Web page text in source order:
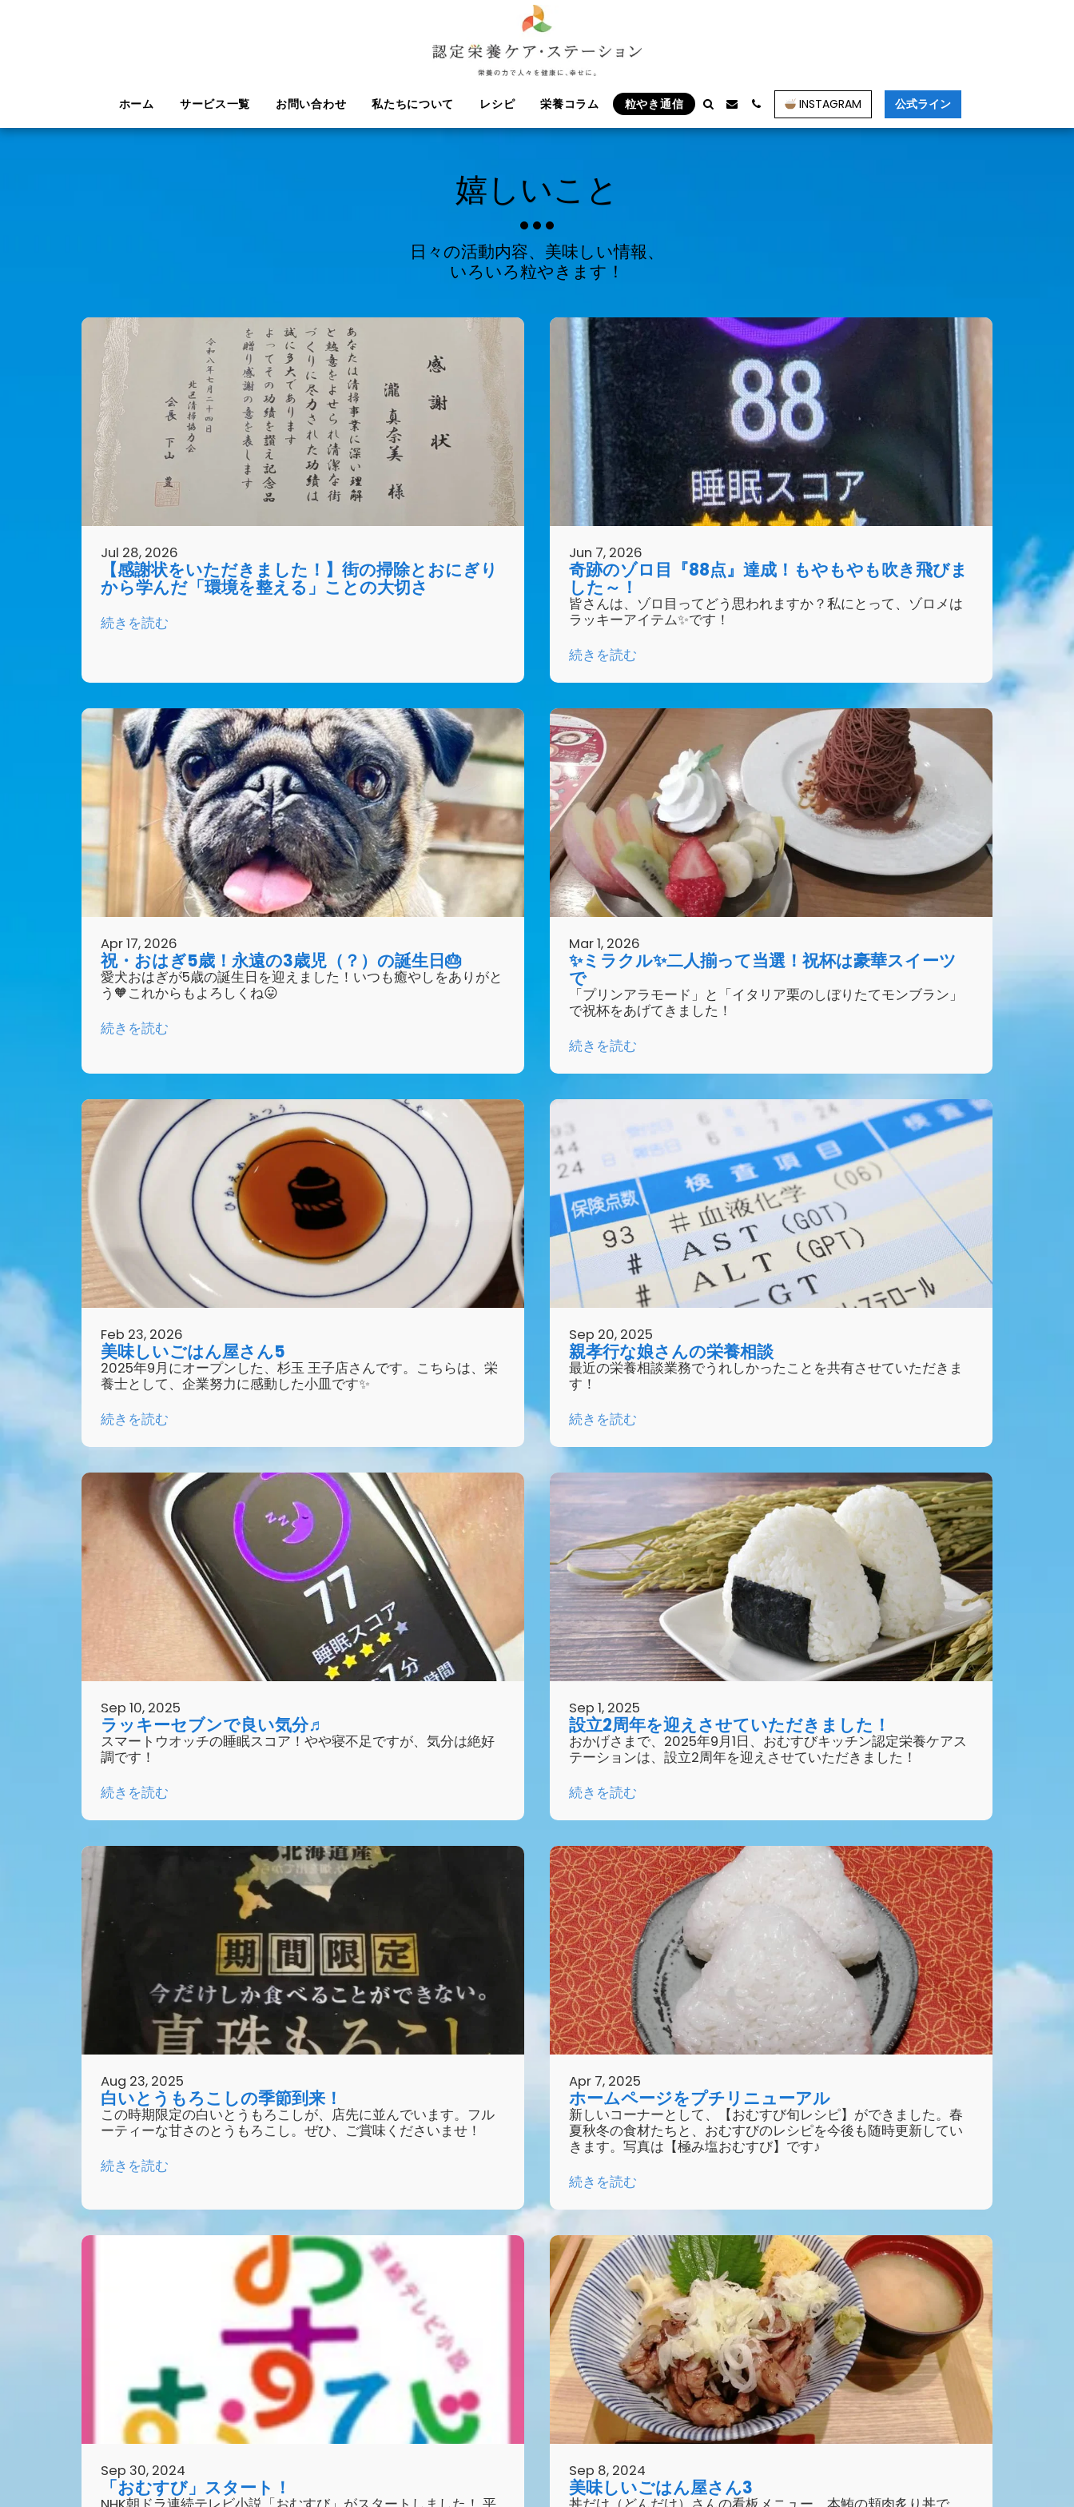
ホーム サービス一覧 お問い合わせ 私たちについて レシピ 栄養コラム 粒やき通信 INSTAGRAM 公式ライン
嬉しいこと
日々の活動内容、美味しい情報、
いろいろ粒やきます！
Jul 28, 2026
【感謝状をいただきました！】街の掃除とおにぎり
から学んだ「環境を整える」ことの大切さ
続きを読む
Jun 7, 2026
奇跡のゾロ目『88点』達成！もやもやも吹き飛びま
した～！
皆さんは、ゾロ目ってどう思われますか？私にとって、ゾロメは
ラッキーアイテム✨です！
続きを読む
Apr 17, 2026
祝・おはぎ5歳！永遠の3歳児（？）の誕生日🎂
愛犬おはぎが5歳の誕生日を迎えました！いつも癒やしをありがと
う🧡これからもよろしくね😛
続きを読む
Mar 1, 2026
✨ミラクル✨二人揃って当選！祝杯は豪華スイーツ
で
「プリンアラモード」と「イタリア栗のしぼりたてモンブラン」
で祝杯をあげてきました！
続きを読む
Feb 23, 2026
美味しいごはん屋さん5
2025年9月にオープンした、杉玉 王子店さんです。こちらは、栄
養士として、企業努力に感動した小皿です✨
続きを読む
Sep 20, 2025
親孝行な娘さんの栄養相談
最近の栄養相談業務でうれしかったことを共有させていただきま
す！
続きを読む
Sep 10, 2025
ラッキーセブンで良い気分♬
スマートウオッチの睡眠スコア！やや寝不足ですが、気分は絶好
調です！
続きを読む
Sep 1, 2025
設立2周年を迎えさせていただきました！
おかげさまで、2025年9月1日、おむすびキッチン認定栄養ケアス
テーションは、設立2周年を迎えさせていただきました！
続きを読む
Aug 23, 2025
白いとうもろこしの季節到来！
この時期限定の白いとうもろこしが、店先に並んでいます。フル
ーティーな甘さのとうもろこし。ぜひ、ご賞味くださいませ！
続きを読む
Apr 7, 2025
ホームページをプチリニューアル
新しいコーナーとして、【おむすび旬レシピ】ができました。春
夏秋冬の食材たちと、おむすびのレシピを今後も随時更新してい
きます。写真は【極み塩おむすび】です♪
続きを読む
Sep 30, 2024
「おむすび」スタート！
Sep 8, 2024
美味しいごはん屋さん3